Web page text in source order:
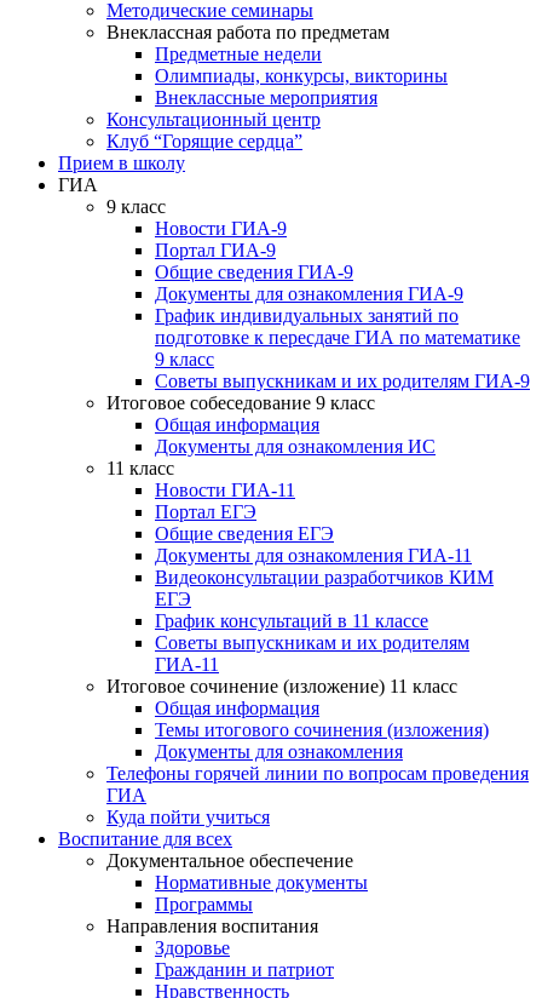
Методические семинары
Внеклассная работа по предметам
Предметные недели
Олимпиады, конкурсы, викторины
Внеклассные мероприятия
Консультационный центр
Клуб “Горящие сердца”
Прием в школу
ГИА
9 класс
Новости ГИА-9
Портал ГИА-9
Общие сведения ГИА-9
Документы для ознакомления ГИА-9
График индивидуальных занятий по
подготовке к пересдаче ГИА по математике
9 класс
Советы выпускникам и их родителям ГИА-9
Итоговое собеседование 9 класс
Общая информация
Документы для ознакомления ИС
11 класс
Новости ГИА-11
Портал ЕГЭ
Общие сведения ЕГЭ
Документы для ознакомления ГИА-11
Видеоконсультации разработчиков КИМ
ЕГЭ
График консультаций в 11 классе
Советы выпускникам и их родителям
ГИА-11
Итоговое сочинение (изложение) 11 класс
Общая информация
Темы итогового сочинения (изложения)
Документы для ознакомления
Телефоны горячей линии по вопросам проведения
ГИА
Куда пойти учиться
Воспитание для всех
Документальное обеспечение
Нормативные документы
Программы
Направления воспитания
Здоровье
Гражданин и патриот
Нравственность